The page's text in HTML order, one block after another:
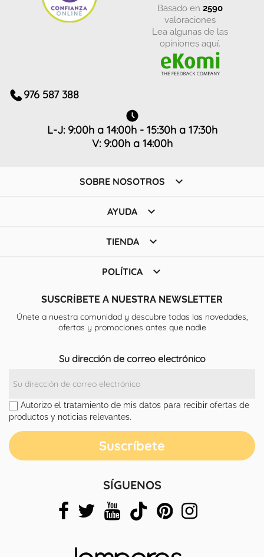
basado en 2590
valoraciones
Lea algunas de las
opiniones aquí.
976 587 388
L-J: 9:00h a 14:00h - 15:30h a 17:30h
V: 9:00h a 14:00h
SOBRE NOSOTROS 
AYUDA 
TIENDA 
POLÍTICA 
SUSCRÍBETE A NUESTRA NEWSLETTER
Únete a nuestra comunidad y descubre todas las novedades,
ofertas y promociones antes que nadie
Su dirección de correo electrónico
Autorizo el tratamiento de mis datos para recibir ofertas de
productos y noticias relevantes.
SÍGUENOS